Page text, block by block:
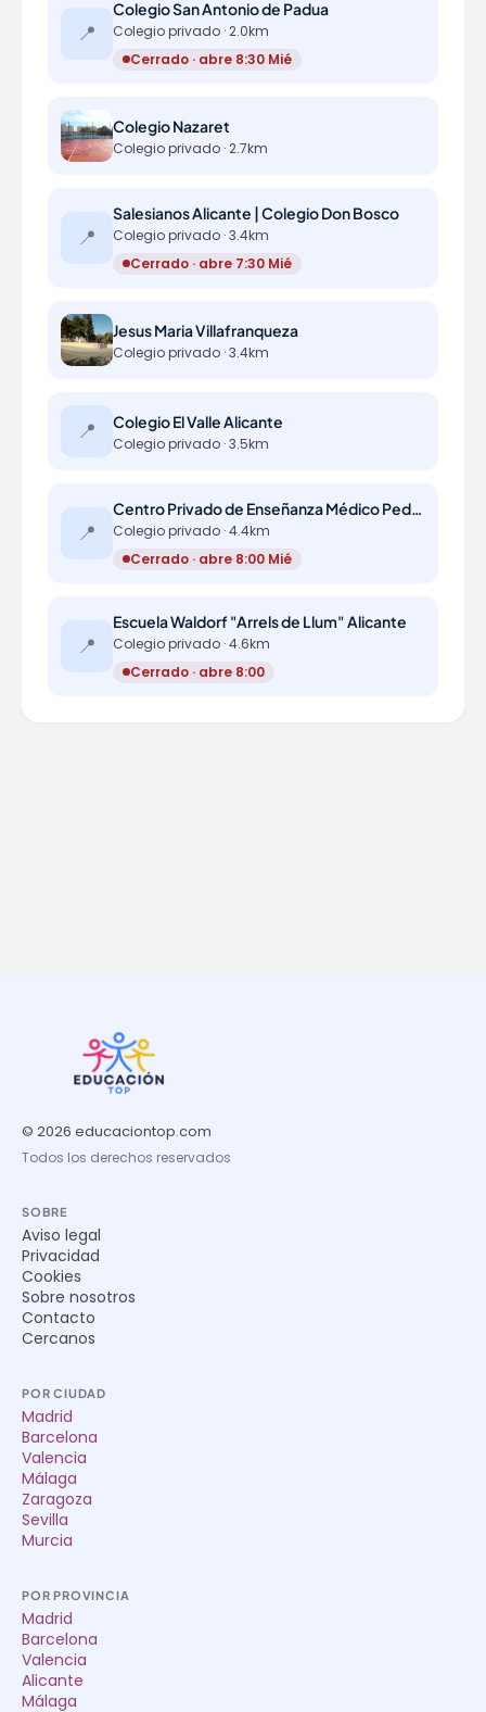
📍
Colegio San Antonio de Padua
Colegio privado · 2.0km
Cerrado · abre 8:30 Mié
Colegio Nazaret
Colegio privado · 2.7km
📍
Salesianos Alicante | Colegio Don Bosco
Colegio privado · 3.4km
Cerrado · abre 7:30 Mié
Jesus Maria Villafranqueza
Colegio privado · 3.4km
📍 Colegio El Valle Alicante
Colegio privado · 3.5km
📍
Centro Privado de Enseñanza Médico Pedro Herrero
Colegio privado · 4.4km
Cerrado · abre 8:00 Mié
📍
Escuela Waldorf "Arrels de Llum" Alicante
Colegio privado · 4.6km
Cerrado · abre 8:00
© 2026 educaciontop.com
Todos los derechos reservados
SOBRE
Aviso legal
Privacidad
Cookies
Sobre nosotros
Contacto
Cercanos
POR CIUDAD
Madrid
Barcelona
Valencia
Málaga
Zaragoza
Sevilla
Murcia
POR PROVINCIA
Madrid
Barcelona
Valencia
Alicante
Málaga